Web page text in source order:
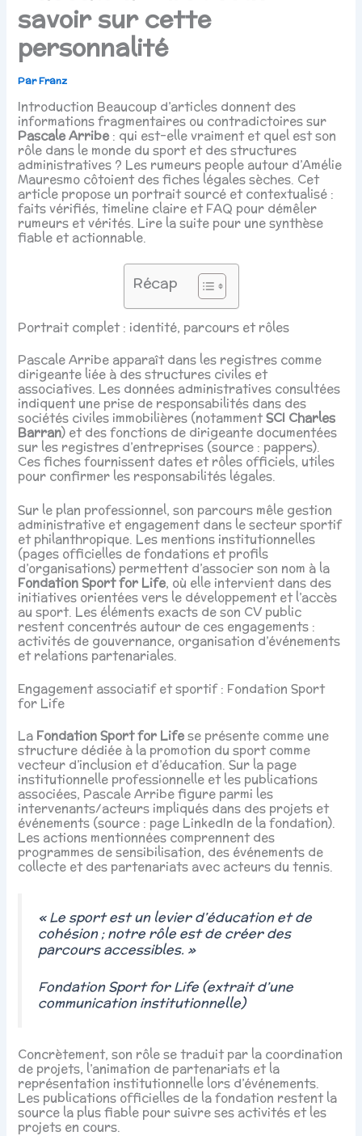
savoir sur cette
personnalité
ParFranz
Introduction Beaucoup d’articles donnent des
informations fragmentaires ou contradictoires sur
Pascale Arribe: qui est-elle vraiment et quel est son
rôle dans le monde du sport et des structures
administratives ? Les rumeurs people autour d’Amélie
Mauresmo côtoient des fiches légales sèches. Cet
article propose un portrait sourcé et contextualisé :
faits vérifiés, timeline claire et FAQ pour démêler
rumeurs et vérités. Lire la suite pour une synthèse
fiable et actionnable.
Récap
Portrait complet : identité, parcours et rôles
Pascale Arribe apparaît dans les registres comme
dirigeante liée à des structures civiles et
associatives. Les données administratives consultées
indiquent une prise de responsabilités dans des
sociétés civiles immobilières (notammentSCI Charles
Barran) et des fonctions de dirigeante documentées
sur les registres d’entreprises (source : pappers).
Ces fiches fournissent dates et rôles officiels, utiles
pour confirmer les responsabilités légales.
Sur le plan professionnel, son parcours mêle gestion
administrative et engagement dans le secteur sportif
et philanthropique. Les mentions institutionnelles
(pages officielles de fondations et profils
d’organisations) permettent d’associer son nom à la
Fondation Sport for Life, où elle intervient dans des
initiatives orientées vers le développement et l’accès
au sport. Les éléments exacts de son CV public
restent concentrés autour de ces engagements :
activités de gouvernance, organisation d’événements
et relations partenariales.
Engagement associatif et sportif : Fondation Sport
for Life
La Fondation Sport for Lifese présente comme une
structure dédiée à la promotion du sport comme
vecteur d’inclusion et d’éducation. Sur la page
institutionnelle professionnelle et les publications
associées, Pascale Arribe figure parmi les
intervenants/acteurs impliqués dans des projets et
événements (source : page LinkedIn de la fondation).
Les actions mentionnées comprennent des
programmes de sensibilisation, des événements de
collecte et des partenariats avec acteurs du tennis.
« Le sport est un levier d’éducation et de
cohésion ; notre rôle est de créer des
parcours accessibles. »
Fondation Sport for Life (extrait d’une
communication institutionnelle)
Concrètement, son rôle se traduit par la coordination
de projets, l’animation de partenariats et la
représentation institutionnelle lors d’événements.
Les publications officielles de la fondation restent la
source la plus fiable pour suivre ses activités et les
projets en cours.